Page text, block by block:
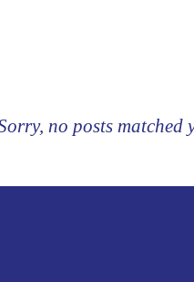
no posts matched